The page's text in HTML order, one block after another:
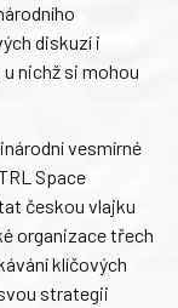
diskuzí i
nichž si mohou
vesmírné
Space
českou vlajku
organizace třech
klíčových
strategii